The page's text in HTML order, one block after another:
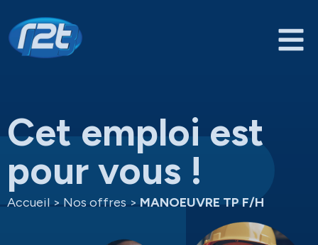
Cet emploi est
pour vous !
Accueil > Nos offres > MANOEUVRE TP F/H